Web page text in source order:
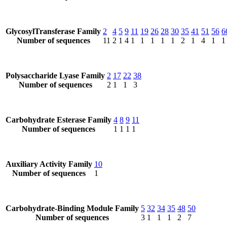
GlycosylTransferase Family
Number of sequences
2
11
4
2
5
1
9
4
11
1
19
1
26
1
28
1
30
1
35
2
41
1
51
4
56
1
1
Polysaccharide Lyase Family
Number of sequences
2
2
17
1
22
1
38
3
Carbohydrate Esterase Family
Number of sequences
4
1
8
1
9
1
11
1
Auxiliary Activity Family
Number of sequences
10
1
Carbohydrate-Binding Module Family
Number of sequences
5
3
32
1
34
1
35
1
48
2
50
7